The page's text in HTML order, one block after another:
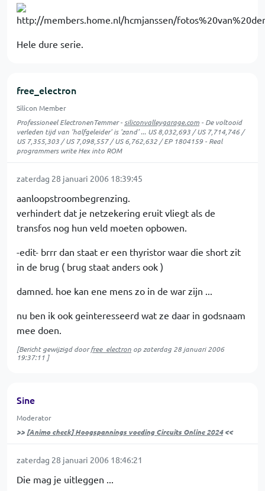
Hele dure serie.
free_electron
Silicon Member
Professioneel ElectronenTemmer - siliconvalleygarage.com - De voltooid
verleden tijd van 'halfgeleider' is 'zand' ... US 8,032,693 / US 7,714,746 /
US 7,355,303 / US 7,098,557 / US 6,762,632 / EP 1804159 - Real
programmers write Hex into ROM
zaterdag 28 januari 2006 18:39:45
aanloopstroombegrenzing.
verhindert dat je netzekering eruit vliegt als de
transfos nog hun veld moeten opbowen.
-edit- brrr dan staat er een thyristor waar die short zit
in de brug ( brug staat anders ook )
damned. hoe kan ene mens zo in de war zijn ...
nu ben ik ook geinteresseerd wat ze daar in godsnaam
mee doen.
[Bericht gewijzigd doorfree_electron op zaterdag 28 januari 2006
19:37:11 ]
Sine
Moderator
>> [Animo check] Hoogspannings voeding Circuits Online 2024<<
zaterdag 28 januari 2006 18:46:21
Die mag je uitleggen ...